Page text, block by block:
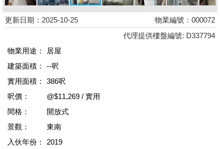
更新日期：2025-10-25
物業編號：000072
代理提供樓盤編號: D337794
物業用途：
居屋
建築面積：
--呎
實用面積：
386呎
呎價：
@$11,269 / 實用
間格：
開放式
景觀：
東南
入伙年份：
2019